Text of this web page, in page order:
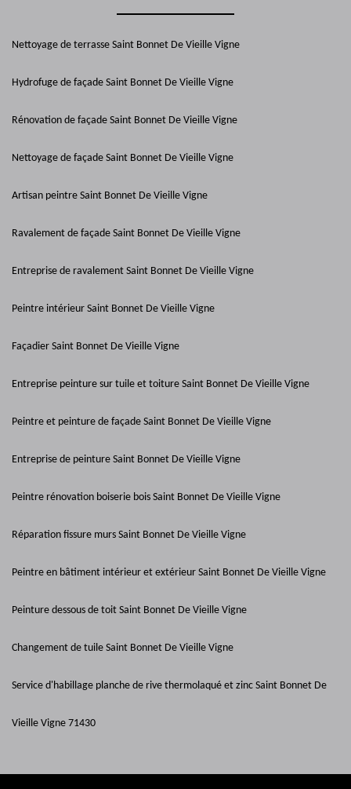
Nettoyage de terrasse Saint Bonnet De Vieille Vigne
Hydrofuge de façade Saint Bonnet De Vieille Vigne
Rénovation de façade Saint Bonnet De Vieille Vigne
Nettoyage de façade Saint Bonnet De Vieille Vigne
Artisan peintre Saint Bonnet De Vieille Vigne
Ravalement de façade Saint Bonnet De Vieille Vigne
Entreprise de ravalement Saint Bonnet De Vieille Vigne
Peintre intérieur Saint Bonnet De Vieille Vigne
Façadier Saint Bonnet De Vieille Vigne
Entreprise peinture sur tuile et toiture Saint Bonnet De Vieille Vigne
Peintre et peinture de façade Saint Bonnet De Vieille Vigne
Entreprise de peinture Saint Bonnet De Vieille Vigne
Peintre rénovation boiserie bois Saint Bonnet De Vieille Vigne
Réparation fissure murs Saint Bonnet De Vieille Vigne
Peintre en bâtiment intérieur et extérieur Saint Bonnet De Vieille Vigne
Peinture dessous de toit Saint Bonnet De Vieille Vigne
Changement de tuile Saint Bonnet De Vieille Vigne
Service d'habillage planche de rive thermolaqué et zinc Saint Bonnet De
Vieille Vigne 71430